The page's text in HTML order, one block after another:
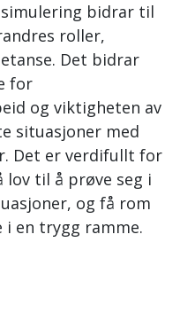
bidrar til
roller,
Det bidrar
for
og viktigheten av
situasjoner med
Det er verdifullt for
til å prøve seg i
og få rom
en trygg ramme.